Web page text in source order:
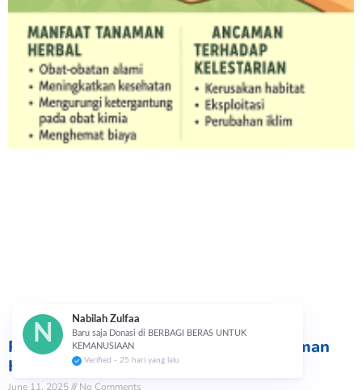
N
Nabilah Zulfaa
Baru saja Donasi di BERBAGI BERAS UNTUK
KEMANUSIAAN
Verified - 25 hari yang lalu
Pentingnya Menjaga Kelestarian Tanaman
Herbal
June 11, 2025 No Comments